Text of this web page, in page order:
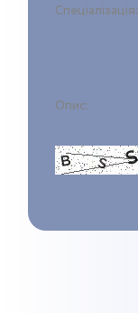
Спеціалізація:
Опис: